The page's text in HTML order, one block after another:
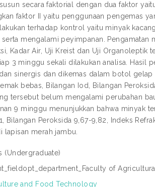
secara faktorial dengan dua faktor
faktor II yaitu penggunaan pengemas
terhadap kontrol yaitu minyak
mengalami peyimpanan. Pengamatan
Kadar Air, Uji Kreist dan Uji Organoleptik
3 minggu sekali dilakukan analisa. Hasil
sinergis dan dikemas dalam botol
bebas, Bilangan Iod, Bilangan
tersebut belum mengalami perubahan
9 minggu menunjukkan bahwa minyak
Bilangan Peroksida 9,67-9,82, Indeks
merah jambu.
(Undergraduate)
of
and Food Technology